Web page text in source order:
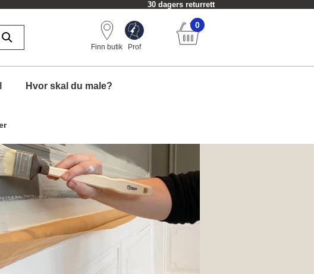
30 dagers returrett
Finn butik Prof
0
Hvor skal du male?